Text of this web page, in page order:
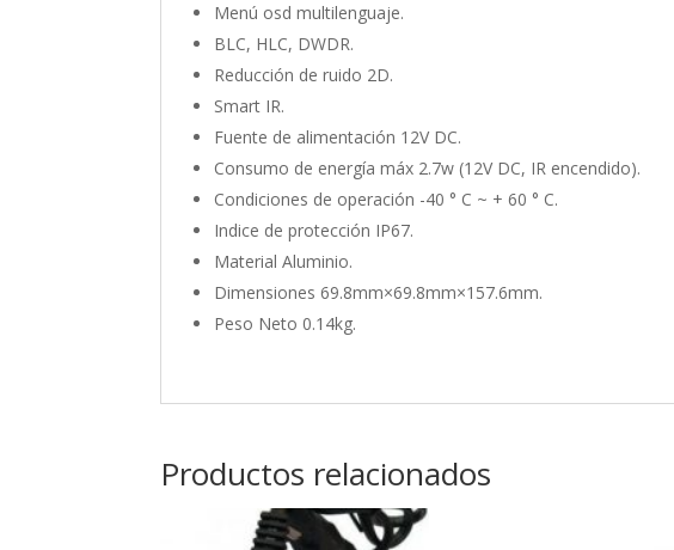
Menú osd multilenguaje.
BLC, HLC, DWDR.
Reducción de ruido 2D.
Smart IR.
Fuente de alimentación 12V DC.
Consumo de energía máx 2.7w (12V DC, IR encendido).
Condiciones de operación -40 ° C ~ + 60 ° C.
Indice de protección IP67.
Material Aluminio.
Dimensiones 69.8mm×69.8mm×157.6mm.
Peso Neto 0.14kg.
Productos relacionados